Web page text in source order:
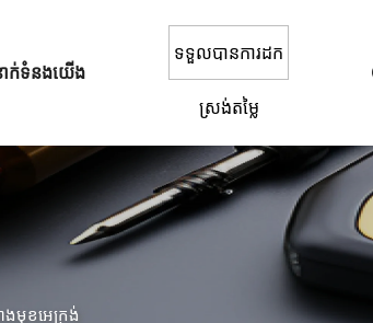
ក់ទំនងយើង
ទទួលបានការដក
ស្រង់តម្លៃ
ាងមុខអេក្រង់